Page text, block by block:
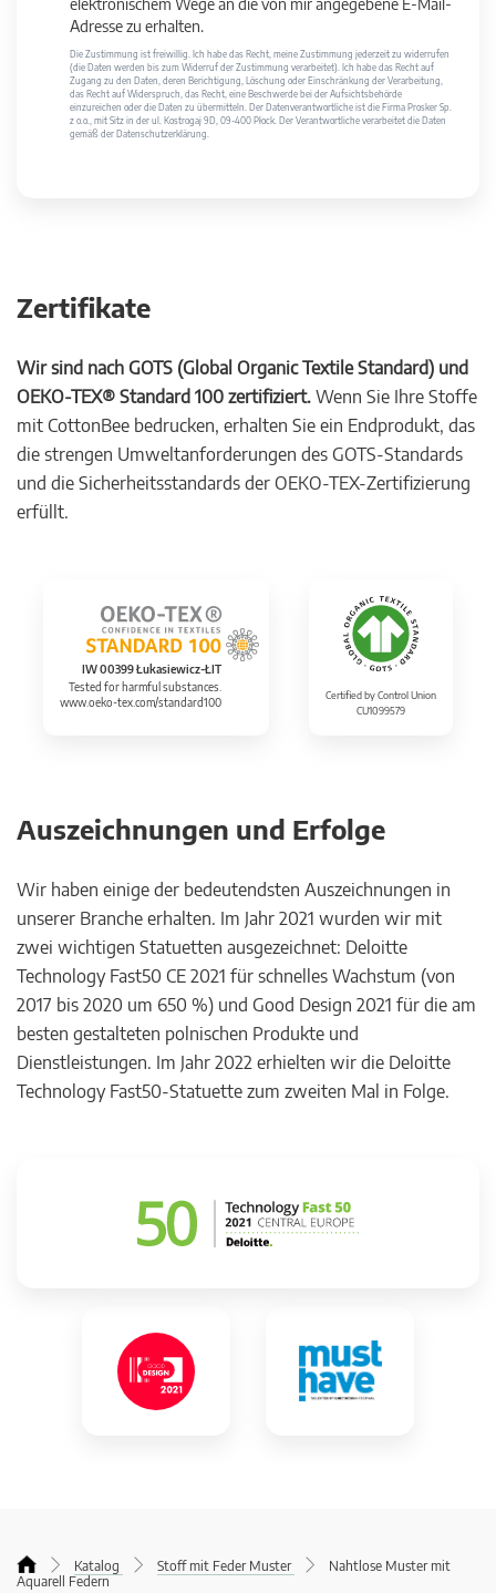
elektronischem Wege an die von mir angegebene E-Mail-
Adresse zu erhalten.
Die Zustimmung ist freiwillig. Ich habe das Recht, meine Zustimmung jederzeit zu widerrufen
(die Daten werden bis zum Widerruf der Zustimmung verarbeitet). Ich habe das Recht auf
Zugang zu den Daten, deren Berichtigung, Löschung oder Einschränkung der Verarbeitung,
das Recht auf Widerspruch, das Recht, eine Beschwerde bei der Aufsichtsbehörde
einzureichen oder die Daten zu übermitteln. Der Datenverantwortliche ist die Firma Prosker Sp.
z o.o., mit Sitz in der ul. Kostrogaj 9D, 09-400 Płock. Der Verantwortliche verarbeitet die Daten
gemäß der Datenschutzerklärung.
Zertifikate
Wir sind nach GOTS (Global Organic Textile Standard) und
OEKO-TEX® Standard 100 zertifiziert. Wenn Sie Ihre Stoffe
mit CottonBee bedrucken, erhalten Sie ein Endprodukt, das
die strengen Umweltanforderungen des GOTS-Standards
und die Sicherheitsstandards der OEKO-TEX-Zertifizierung
erfüllt.
IW 00399 Łukasiewicz-ŁIT
Tested for harmful substances.
www.oeko-tex.com/standard100
Certified by Control Union
CU1099579
Auszeichnungen und Erfolge
Wir haben einige der bedeutendsten Auszeichnungen in
unserer Branche erhalten. Im Jahr 2021 wurden wir mit
zwei wichtigen Statuetten ausgezeichnet: Deloitte
Technology Fast50 CE 2021 für schnelles Wachstum (von
2017 bis 2020 um 650 %) und Good Design 2021 für die am
besten gestalteten polnischen Produkte und
Dienstleistungen. Im Jahr 2022 erhielten wir die Deloitte
Technology Fast50-Statuette zum zweiten Mal in Folge.
Katalog Stoff mit Feder Muster
Nahtlose Muster mit
Aquarell Federn